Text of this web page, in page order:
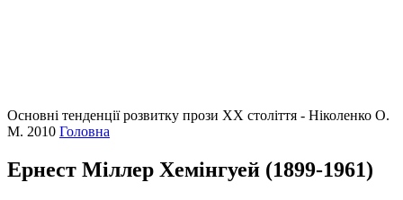
Основні тенденції розвитку прози XX століття - Ніколенко О.
М. 2010 Головна
Ернест Міллер Хемінгуей (1899-1961)